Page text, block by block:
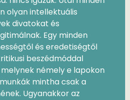
olyan intellektuális
divatokat és
Egy minden
és eredetiségtől
beszédmóddal
némely e lapokon
mintha csak a
Ugyanakkor az